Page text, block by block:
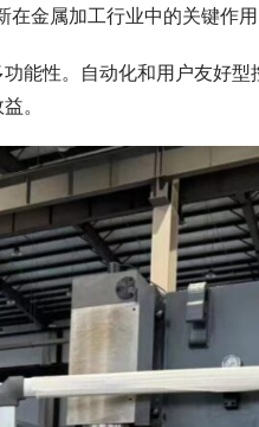
金属加工行业中的关键作用
能性。自动化和用户友好型
。